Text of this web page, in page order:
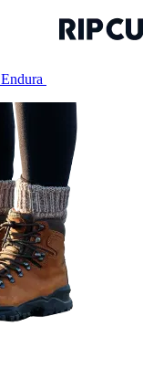
Endura